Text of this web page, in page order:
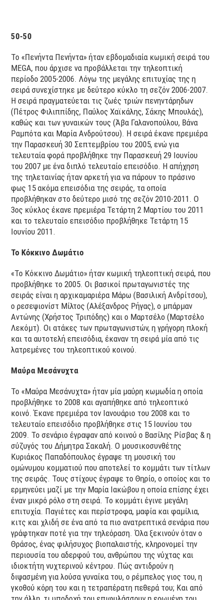
50-50
Το «Πενήντα Πενήντα» ήταν εβδομαδιαία κωμική σειρά του
ΜΕGA, που άρχισε να προβάλλεται την τηλεοπτική
περίοδο 2005-2006. Λόγω της μεγάλης επιτυχίας της η
σειρά συνεχίστηκε με δεύτερο κύκλο τη σεζόν 2006-2007.
Η σειρά πραγματεύεται τις ζωές τριών πενηντάρηδων
(Πέτρος Φιλιππίδης, Παύλος Χαϊκάλης, Σάκης Μπουλάς),
καθώς και των γυναικών τους (Άβα Γαλανοπούλου, Βάνα
Ραμπότα και Μαρία Ανδρούτσου). Η σειρά έκανε πρεμιέρα
την Παρασκευή 30 Σεπτεμβρίου του 2005, ενώ για
τελευταία φορά προβλήθηκε την Παρασκευή 29 Ιουνίου
του 2007 με ένα διπλό τελευταίο επεισόδιο. Η απήχηση
της τηλεταινίας ήταν αρκετή για να πάρουν το πράσινο
φως 15 ακόμα επεισόδια της σειράς, τα οποία
προβλήθηκαν στο δεύτερο μισό της σεζόν 2010-2011. Ο
3ος κύκλος έκανε πρεμιέρα Τετάρτη 2 Μαρτίου του 2011
και το τελευταίο επεισόδιο προβλήθηκε Τετάρτη 15
Ιουνίου 2011.
Το Κόκκινο Δωμάτιο
«Το Κόκκινο Δωμάτιο» ήταν κωμική τηλεοπτική σειρά, που
προβλήθηκε το 2005. Οι βασικοί πρωταγωνιστές της
σειράς είναι η αρχικαμαριέρα Μάρω (Βασιλική Ανδρίτσου),
ο ρεσεψιονίστ Μίλτος (Αλέξανδρος Ρήγας), ο μπάρμαν
Αντώνης (Χρήστος Τριπόδης) και ο Μαρτσέλο (Μαρτσέλο
Λεκόμτ). Οι ατάκες των πρωταγωνιστών, η γρήγορη πλοκή
και τα αυτοτελή επεισόδια, έκαναν τη σειρά μία από τις
λατρεμένες του τηλεοπτικού κοινού.
Μαύρα Μεσάνυχτα
Το «Μαύρα Μεσάνυχτα» ήταν μία μαύρη κωμωδία η οποία
προβλήθηκε το 2008 και αγαπήθηκε από τηλεοπτικό
κοινό. Έκανε πρεμιέρα τον Ιανουάριο του 2008 και το
τελευταίο επεισόδιο προβλήθηκε στις 15 Ιουνίου του
2009. Το σενάριο έγραψαν από κοινού ο Βασίλης Ρίσβας & η
σύζυγός του Δήμητρα Σακαλή. Ο μουσικοσυνθέτης
Κυριάκος Παπαδόπουλος έγραψε τη μουσική του
ομώνυμου κομματιού που αποτελεί το κομμάτι των τίτλων
της σειράς. Τους στίχους έγραψε το Θηρίο, ο οποίος και το
ερμηνεύει μαζί με την Μαρία Ιακώβου η οποία επίσης έχει
έναν μικρό ρόλο στη σειρά. Το κομμάτι έγινε μεγάλη
επιτυχία. Παγιέτες και περίστροφα, μαφία και φαμίλια,
κιτς και χλιδή σε ένα από τα πιο ανατρεπτικά σενάρια που
γράφτηκαν ποτέ για την τηλεόραση. Όλα ξεκινούν όταν ο
Θράσος, ένας φιλήσυχος βιοπαλαιστής, κληρονομεί την
περιουσία του αδερφού του, ανθρώπου της νύχτας και
ιδιοκτήτη νυχτερινού κέντρου. Πώς αντιδρούν η
διψασμένη για λούσα γυναίκα του, ο ρέμπελος γιος του, η
γκοθού κόρη του και η τετραπέρατη πεθερά του; Και από